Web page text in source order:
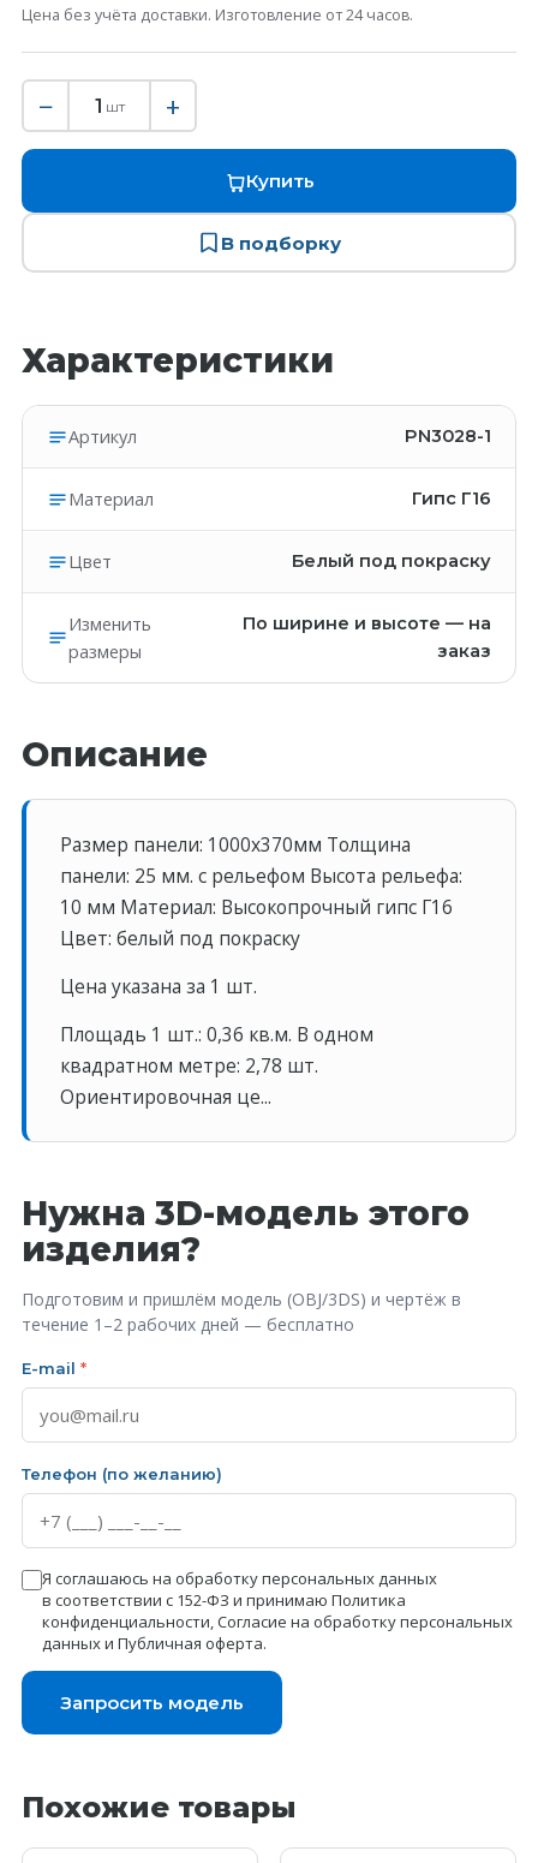
Цена без учёта доставки. Изготовление от 24 часов.
− 1 шт +
Купить
В подборку
Характеристики
Артикул PN3028-1
Материал Гипс Г16
Цвет Белый под покраску
Изменить
размеры
По ширине и высоте — на
заказ
Описание
Размер панели: 1000х370мм Толщина
панели: 25 мм. с рельефом Высота рельефа:
10 мм Материал: Высокопрочный гипс Г16
Цвет: белый под покраску
Цена указана за 1 шт.
Площадь 1 шт.: 0,36 кв.м. В одном
квадратном метре: 2,78 шт.
Ориентировочная це...
Нужна 3D-модель этого
изделия?
Подготовим и пришлём модель (OBJ/3DS) и чертёж в
течение 1–2 рабочих дней — бесплатно
E-mail *
Телефон (по желанию)
Я соглашаюсь на обработку персональных данных
в соответствии с 152-ФЗ и принимаю Политика
конфиденциальности,Согласие на обработку персональных
данныхи Публичная оферта.
Запросить модель
Похожие товары